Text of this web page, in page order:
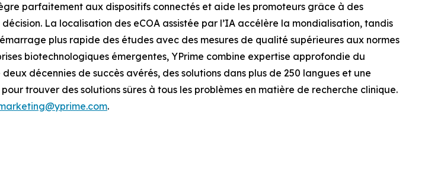
parfaitement aux dispositifs connectés et aide les promoteurs grâce à des
La localisation des eCOA assistée par l’IA accélère la mondialisation, tandis
plus rapide des études avec des mesures de qualité supérieures aux normes
biotechnologiques émergentes, YPrime combine expertise approfondie du
décennies de succès avérés, des solutions dans plus de 250 langues et une
trouver des solutions sûres à tous les problèmes en matière de recherche clinique.
.